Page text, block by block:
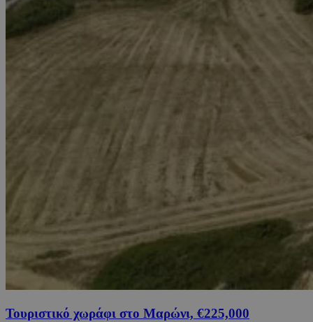
Τουριστικό χωράφι στο Μαρώνι, €225,000